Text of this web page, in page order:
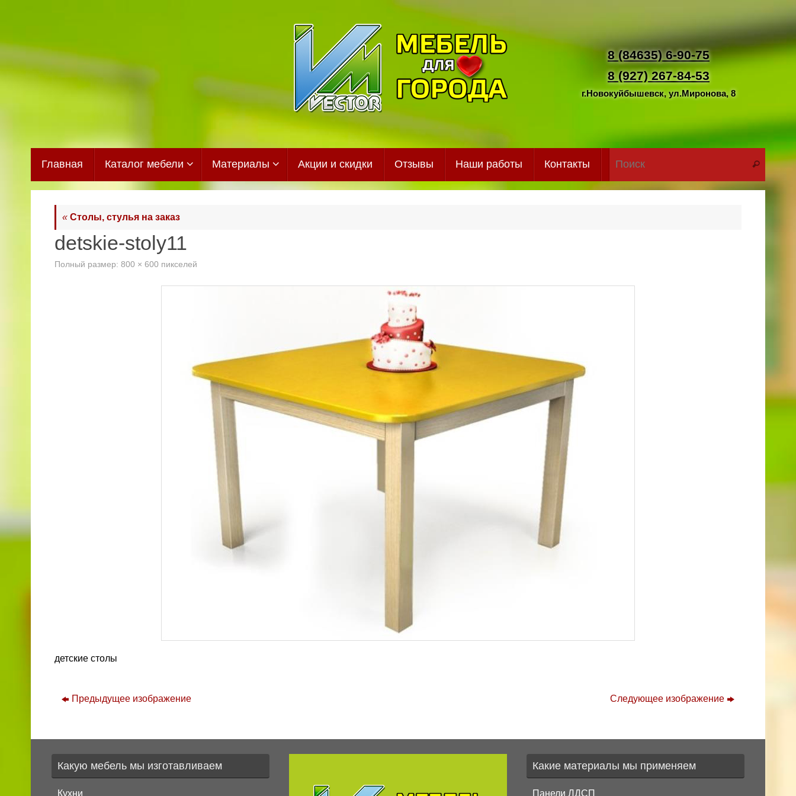
8 (84635) 6-90-75
8 (927) 267-84-53
г.Новокуйбышевск, ул.Миронова, 8
Главная Каталог мебели Материалы Акции и скидки Отзывы Наши работы Контакты
Что
Поиск
« Столы, стулья на заказ
detskie-stoly11
Полный размер: 800 × 600 пикселей
детские столы
Предыдущее изображение Следующее изображение
Какую мебель мы изготавливаем
Кухни
Какие материалы мы применяем
Панели ЛДСП